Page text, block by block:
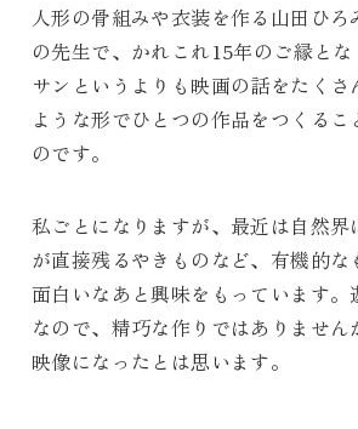
人形の骨組みや衣装を作る山田ひ
の先生で、かれこれ15年のご縁と
サンというよりも映画の話をたく
ような形でひとつの作品をつくる
のです。
私ごとになりますが、最近は自然
が直接残るやきものなど、有機的
面白いなあと興味をもっています
なので、精巧な作りではありませ
映像になったとは思います。